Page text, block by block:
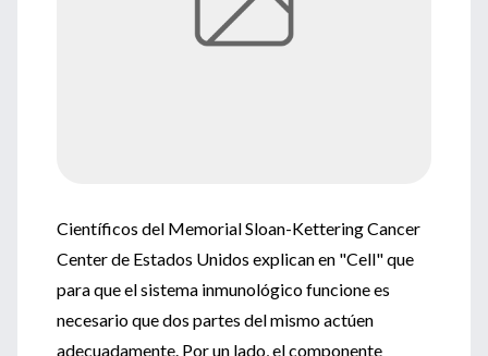
Científicos del Memorial Sloan-Kettering Cancer
Center de Estados Unidos explican en "Cell" que
para que el sistema inmunológico funcione es
necesario que dos partes del mismo actúen
adecuadamente. Por un lado, el componente